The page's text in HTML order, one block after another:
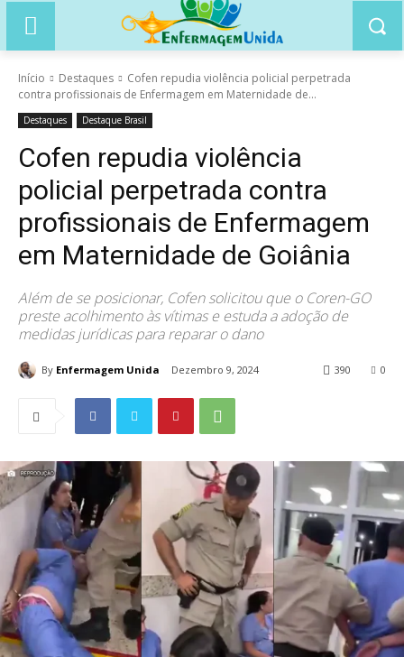
Início Destaques
Cofen repudia violência policial perpetrada
contra profissionais de Enfermagem em Maternidade de...
Destaques Destaque Brasil
Cofen repudia violência
policial perpetrada contra
profissionais de Enfermagem
em Maternidade de Goiânia
Além de se posicionar, Cofen solicitou que o Coren-GO
preste acolhimento às vítimas e estuda a adoção de
medidas jurídicas para reparar o dano
By Enfermagem Unida Dezembro 9, 2024 0
390